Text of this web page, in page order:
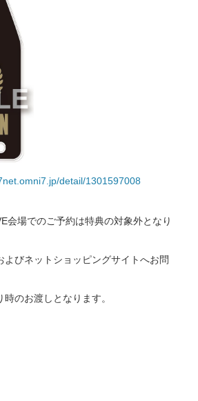
detail/1301597008
会場でのご予約は特典の対象外となり
びネットショッピングサイトへお問
のお渡しとなります。